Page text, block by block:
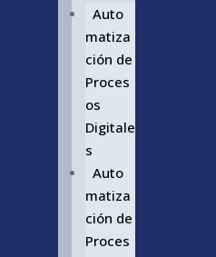
Auto
matiza
ción de
Proces
os
Digitale
s
Auto
matiza
ción de
Proces